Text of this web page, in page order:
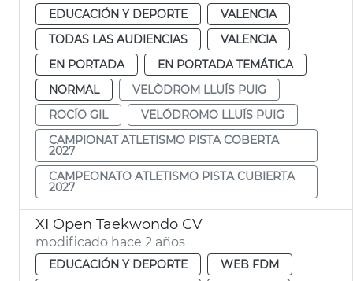
EDUCACIÓN Y DEPORTE
VALENCIA
TODAS LAS AUDIENCIAS
VALENCIA
EN PORTADA
EN PORTADA TEMÁTICA
NORMAL
VELÒDROM LLUÍS PUIG
ROCÍO GIL
VELÓDROMO LLUÍS PUIG
CAMPIONAT ATLETISMO PISTA COBERTA
2027
CAMPEONATO ATLETISMO PISTA CUBIERTA
2027
XI Open Taekwondo CV
modificado hace 2 años
EDUCACIÓN Y DEPORTE
WEB FDM